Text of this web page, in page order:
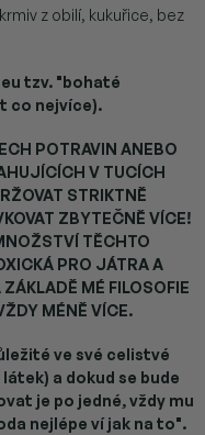
z obilí, kukuřice, bez
tzv. "bohaté
co nejvíce).
POTRAVIN ANEBO
V TUCÍCH
STRIKTNĚ
ZBYTEČNĚ VÍCE!
TĚCHTO
PRO JÁTRA A
MÉ FILOSOFIE
MÉNĚ VÍCE.
ve své celistvé
a dokud se bude
je po jedné, vždy mu
nejlépe ví jak na to".